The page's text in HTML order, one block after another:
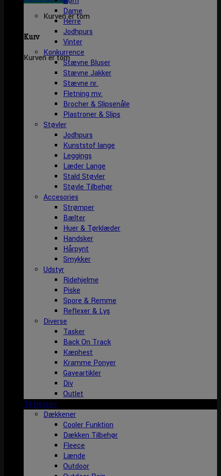
Kurven er tom
Kurv
Kurven er tom
Dame
Herre
Jodhpurs
Vinter
Konkurrence
Stævne Bluser
Stævne Jakker
Stævne nr.
Fletning mv.
Brocher & Slipsenåle
Plastroner & Slips
Støvler
Jodhpurs
Kunststof lange
Leggings
Læder Lange
Stald Støvler
Støvle Tilbehør
Accesories
Strømper
Bælter
Huer & Tørklæder
Handsker
Hårpynt
Smykker
Udstyr
Ridehjelme
Piske
Spore & Remme
Reflexer & Lys
Diverse
Tasker
Back On Track
Kæphest
Kramme Ponyer
Gaveartikler
Div
Outlet
Til Hesten
Dækkener
Cooler Funktion
Dækken Tilbehør
Fleece
Lænde
Outdoor